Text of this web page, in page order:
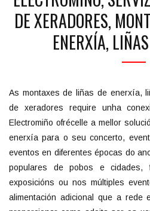
DE XERADORES,
ENERXÍA,
As montaxes de liñas de enerxía,
de xeradores require unha
Electromiño ofrécelle a mellor
enerxía para o seu concerto,
eventos en diferentes épocas do
populares de pobos e cidades,
exposicións ou nos múltiples
alimentación adicional que a rede